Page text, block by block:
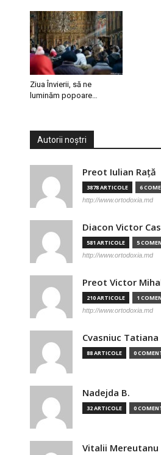
Ziua Învierii, să ne
luminăm popoare…
Autorii noștri
Preot Iulian Raţă
3878 ARTICOLE 6
http://www.ortodoxia.md
Diacon Victor
581 ARTICOLE 5
http://www.ortodoxia.md
Preot Victor
210 ARTICOLE 1
http://www.ortodoxia.md
Cvasniuc Tatiana
88 ARTICOLE 0
Nadejda B.
32 ARTICOLE 0
Vitalii Mereutanu